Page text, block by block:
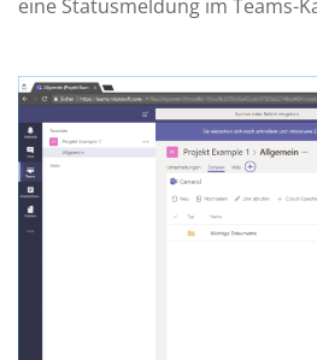
eine Statusmeldung im Teams-